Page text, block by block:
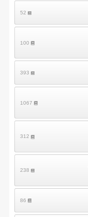
52
100
393
1067
312
238
86